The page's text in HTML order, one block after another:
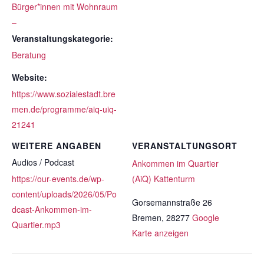
Bürger*innen mit Wohnraum
–
Veranstaltungskategorie:
Beratung
Website:
https://www.sozialestadt.bre
men.de/programme/aiq-uiq-
21241
VERANSTALTUNGSORT
Ankommen im Quartier
(AiQ) Kattenturm
Gorsemannstraße 26
Bremen, 28277 Google
Karte anzeigen
WEITERE ANGABEN
Audios / Podcast
https://our-events.de/wp-
content/uploads/2026/05/Po
dcast-Ankommen-im-
Quartier.mp3